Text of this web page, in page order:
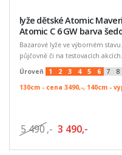
lyže dětské Atomic
Atomic C 6 GW barva
Bazarové lyže ve výborném
půjčovně či na testovacích
Úroveň
1 2 3 4 5 6 7 8
130cm - cena 3490,-, 140cm -
5 490 ,- 3 490,-